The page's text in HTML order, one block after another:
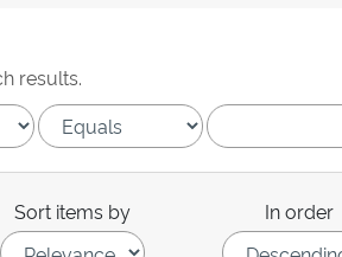
results.
Sort items by In order